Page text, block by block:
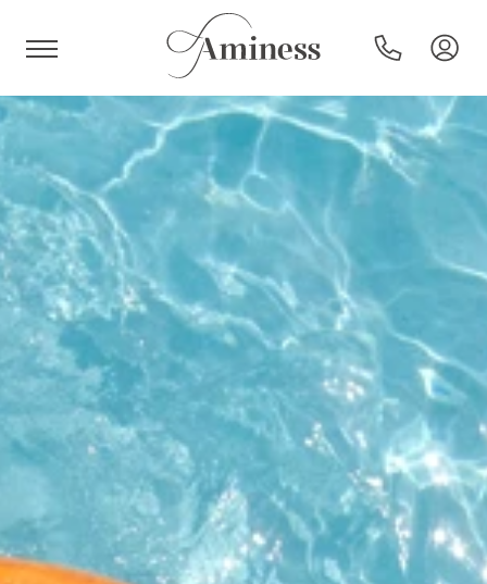
HR
Hoteli i resorti
Kampovi
Posebne ponude
Destinacije
Interesi
Brandovi